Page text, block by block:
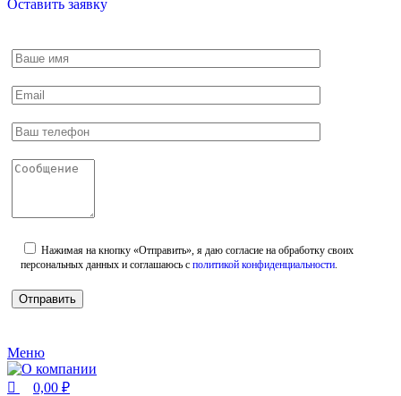
Оставить заявку
Нажимая на кнопку «Отправить», я даю согласие на обработку своих
персональных данных и соглашаюсь с политикой конфиденциальности.
Меню
0,00 ₽